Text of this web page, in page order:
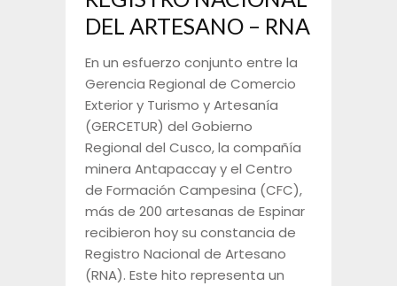
DEL ARTESANO – RNA
En un esfuerzo conjunto entre la
Gerencia Regional de Comercio
Exterior y Turismo y Artesanía
(GERCETUR) del Gobierno
Regional del Cusco, la compañía
minera Antapaccay y el Centro
de Formación Campesina (CFC),
más de 200 artesanas de Espinar
recibieron hoy su constancia de
Registro Nacional de Artesano
(RNA). Este hito representa un